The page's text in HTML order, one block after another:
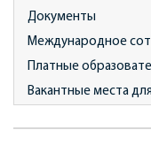
Документы
Международное
Платные
Вакантные места